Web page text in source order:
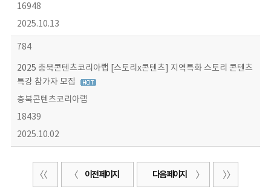
16948
2025.10.13
784
2025 충북콘텐츠코리아랩 [스토리x콘텐츠] 지역특화 스토리 콘텐츠
특강 참가자 모집
충북콘텐츠코리아랩
18439
2025.10.02
이전 페이지 다음 페이지